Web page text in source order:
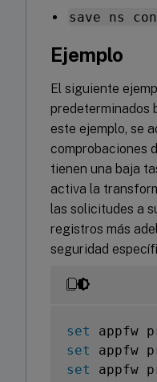
save ns
Ejemplo
El siguiente
predeterminados
este ejemplo, se
comprobaciones
tienen una baja
activa la
las solicitudes a
registros más
seguridad
set appfw
set
appfw
set
appfw